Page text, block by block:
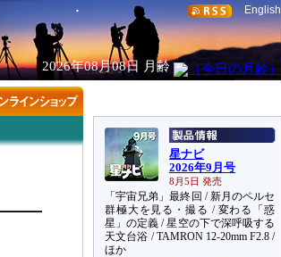
English
2026年08月08日 月齢
星ナビ
2026年9月号
8月5日 発売
「宇宙兄弟」最終回 / 新月のペルセ
群極大を見る・撮る / 変わる「惑
星」の定義 / 星空の下で深呼吸する
天文台浴 / TAMRON 12-20mm F2.8 /
ほか